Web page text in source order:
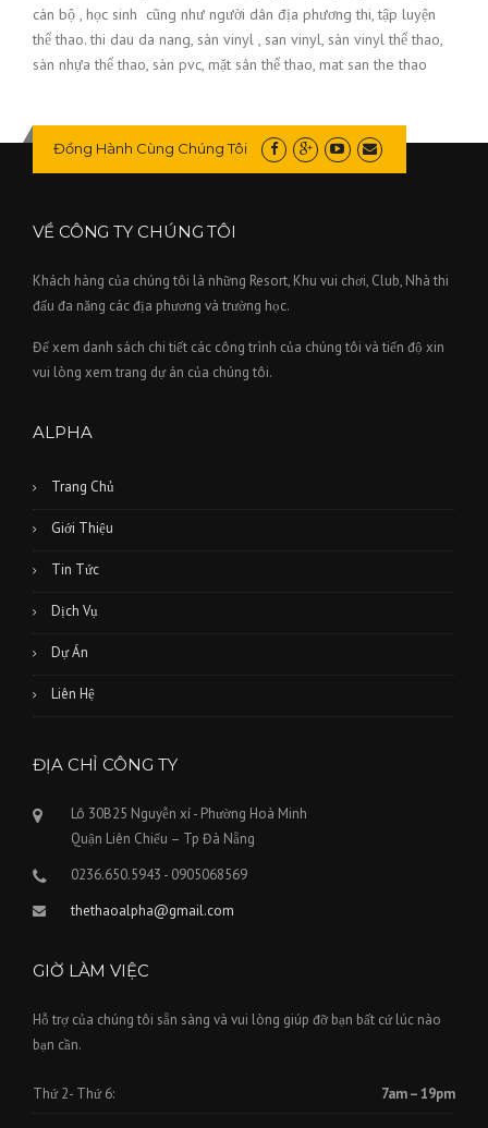
cán bộ , học sinh cũng như người dân địa phương thi, tập luyện
thể thao. thi dau da nang, sàn vinyl , san vinyl, sàn vinyl thể thao,
sàn nhựa thể thao, sàn pvc, mặt sân thể thao, mat san the thao
Đồng Hành Cùng Chúng Tôi
VỀ CÔNG TY CHÚNG TÔI
Khách hàng của chúng tôi là những Resort, Khu vui chơi, Club, Nhà thi
đấu đa năng các địa phương và trường học.
Để xem danh sách chi tiết các công trình của chúng tôi và tiến độ xin
vui lòng xem trang dự án của chúng tôi.
ALPHA
Trang Chủ
Giới Thiệu
Tin Tức
Dịch Vụ
Dự Án
Liên Hệ
ĐỊA CHỈ CÔNG TY
Lô 30B25 Nguyễn xí - Phường Hoà Minh
Quận Liên Chiểu – Tp Đà Nẵng
0236.650.5943 - 0905068569
thethaoalpha@gmail.com
GIỜ LÀM VIỆC
Hỗ trợ của chúng tôi sẵn sàng và vui lòng giúp đỡ bạn bất cứ lúc nào
bạn cần.
Thứ 2- Thứ 6: 7am – 19pm